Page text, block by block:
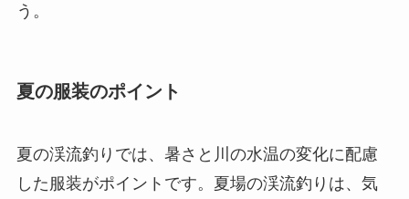
う。
夏の服装のポイント
夏の渓流釣りでは、暑さと川の水温の変化に配慮
した服装がポイントです。夏場の渓流釣りは、気